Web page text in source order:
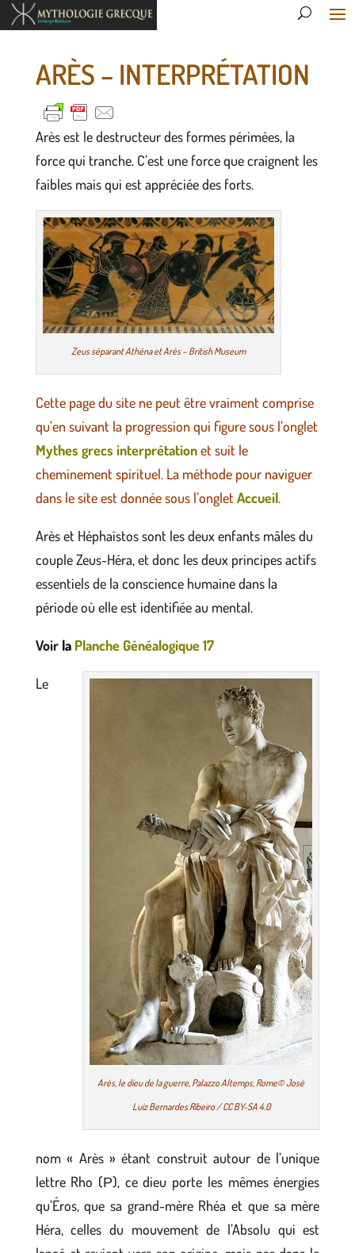
ARÈS – INTERPRÉTATION
Arès est le destructeur des formes périmées, la
force qui tranche. C’est une force que craignent les
faibles mais qui est appréciée des forts.
Zeus séparant Athéna et Arès – British Museum
Cette page du site ne peut être vraiment comprise
qu’en suivant la progression qui figure sous l’onglet
Mythes grecs interprétationet suit le
cheminement spirituel. La méthode pour naviguer
dans le site est donnée sous l’onglet Accueil.
Arès et Héphaïstos sont les deux enfants mâles du
couple Zeus-Héra, et donc les deux principes actifs
essentiels de la conscience humaine dans la
période où elle est identifiée au mental.
Voirla Planche Généalogique 17
Arès, le dieu de la guerre, Palazzo Altemps, Rome© José
Luiz Bernardes Ribeiro / CC BY-SA 4.0
Le
nom « Arès » étant construit autour de l’unique
lettre Rho (Ρ), ce dieu porte les mêmes énergies
qu’Éros, que sa grand-mère Rhéa et que sa mère
Héra, celles du mouvement de l’Absolu qui est